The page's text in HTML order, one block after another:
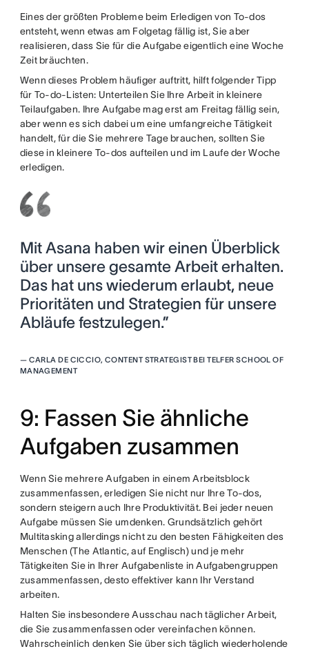
Eines der größten Probleme beim Erledigen von To-dos
entsteht, wenn etwas am Folgetag fällig ist, Sie aber
realisieren, dass Sie für die Aufgabe eigentlich eine Woche
Zeit bräuchten.
Wenn dieses Problem häufiger auftritt, hilft folgender Tipp
für To-do-Listen: Unterteilen Sie Ihre Arbeit in kleinere
Teilaufgaben. Ihre Aufgabe mag erst am Freitag fällig sein,
aber wenn es sich dabei um eine umfangreiche Tätigkeit
handelt, für die Sie mehrere Tage brauchen, sollten Sie
diese in kleinere To-dos aufteilen und im Laufe der Woche
erledigen.
Mit Asana haben wir einen Überblick
über unsere gesamte Arbeit erhalten.
Das hat uns wiederum erlaubt, neue
Prioritäten und Strategien für unsere
Abläufe festzulegen.”
— CARLA DE CICCIO, CONTENT STRATEGIST BEI TELFER SCHOOL OF
MANAGEMENT
9: Fassen Sie ähnliche
Aufgaben zusammen
Wenn Sie mehrere Aufgaben in einem Arbeitsblock
zusammenfassen, erledigen Sie nicht nur Ihre To-dos,
sondern steigern auch Ihre Produktivität. Bei jeder neuen
Aufgabe müssen Sie umdenken. Grundsätzlich gehört
Multitasking allerdings nicht zu den besten Fähigkeiten des
Menschen (The Atlantic, auf Englisch) und je mehr
Tätigkeiten Sie in Ihrer Aufgabenliste in Aufgabengruppen
zusammenfassen, desto effektiver kann Ihr Verstand
arbeiten.
Halten Sie insbesondere Ausschau nach täglicher Arbeit,
die Sie zusammenfassen oder vereinfachen können.
Wahrscheinlich denken Sie über sich täglich wiederholende